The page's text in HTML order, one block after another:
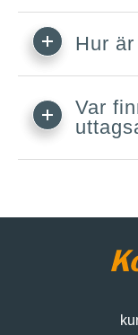
Hur
Var